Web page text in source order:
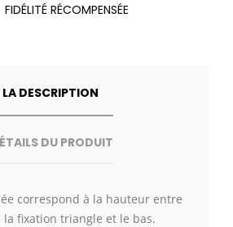
FIDÉLITÉ RÉCOMPENSÉE
LA DESCRIPTION
DU PRODUIT
correspond à la hauteur entre
la fixation triangle et le bas.